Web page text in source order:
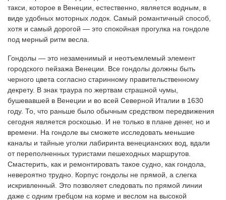
такси, которое в Венеции, естественно, является водным, в
виде удобных моторных лодок. Самый романтичный способ,
хотя и самый дорогой — это спокойная прогулка на гондоле
под мерный ритм весла.
Гондолы — это незаменимый и неотъемлемый элемент
городского пейзажа Венеции. Все гондолы должны быть
черного цвета согласно старинному правительственному
декрету. В знак траура по жертвам страшной чумы,
бушевавшей в Венеции и во всей Северной Италии в 1630
году. То, что раньше было обычным средством передвижения
сегодня является роскошью. И не только в плане денег, но и
времени. На гондоле вы сможете исследовать меньшие
каналы и тайные уголки лабиринта венецианских вод, вдали
от переполненных туристами пешеходных маршрутов.
Смастерить, как и ремонтировать такое судно, как гондола,
невероятно трудно. Корпус гондолы не прямой, а слегка
искривленный. Это позволяет следовать по прямой линии
даже с одним гребцом на корме и веслом на высокой